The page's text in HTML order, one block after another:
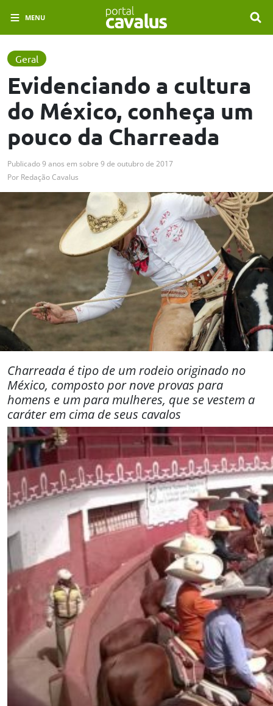
MENU
Geral
Evidenciando a cultura
do México, conheça um
pouco da Charreada
Publicado9 anos em sobre 9 de outubro de 2017
Por Redação Cavalus
Charreada é tipo de um rodeio originado no
México, composto por nove provas para
homens e um para mulheres, que se vestem a
caráter em cima de seus cavalos